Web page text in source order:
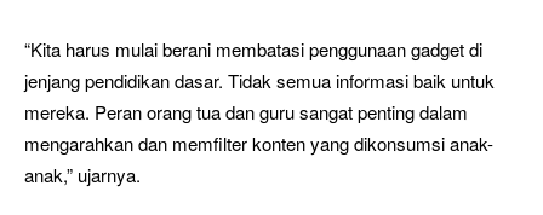
“Kita harus mulai berani membatasi penggunaan gadget di
jenjang pendidikan dasar. Tidak semua informasi baik untuk
mereka. Peran orang tua dan guru sangat penting dalam
mengarahkan dan memfilter konten yang dikonsumsi anak-
anak,” ujarnya.